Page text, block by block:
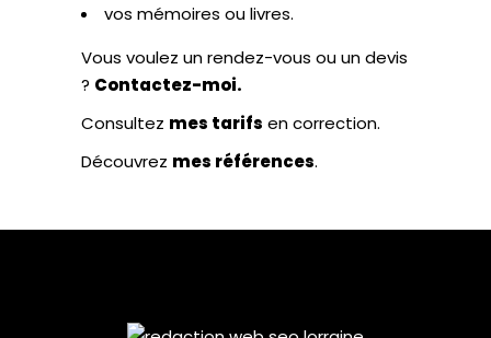
vos mémoires ou livres.
Vous voulez un rendez-vous ou un devis
? Contactez-moi.
Consultez mes tarifs en correction.
Découvrez mes références.